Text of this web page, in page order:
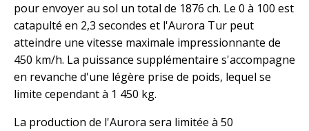
pour envoyer au sol un total de 1876 ch. Le 0 à 100 est
catapulté en 2,3 secondes et l'Aurora Tur peut
atteindre une vitesse maximale impressionnante de
450 km/h. La puissance supplémentaire s'accompagne
en revanche d'une légère prise de poids, lequel se
limite cependant à 1 450 kg.
La production de l'Aurora sera limitée à 50